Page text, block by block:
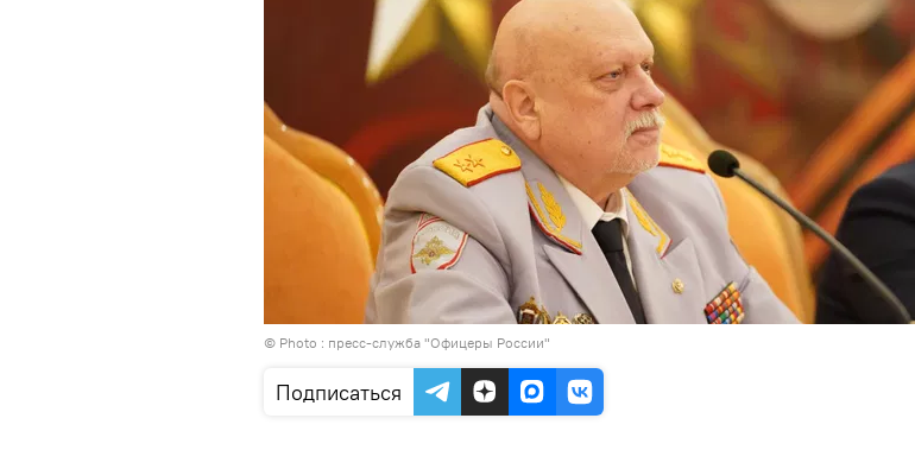
© Photo : пресс-служба "Офицеры России"
Подписаться